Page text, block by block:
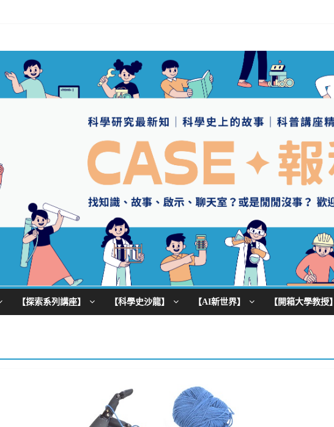
【探索系列講座】 【科學史沙龍】 【AI新世界】 【開箱大學教授】